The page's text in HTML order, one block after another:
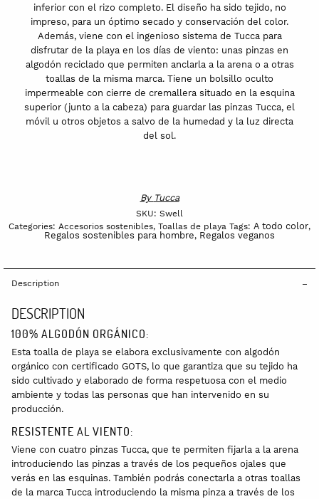
inferior con el rizo completo. El diseño ha sido tejido, no
impreso, para un óptimo secado y conservación del color.
Además, viene con el ingenioso sistema de Tucca para
disfrutar de la playa en los días de viento: unas pinzas en
algodón reciclado que permiten anclarla a la arena o a otras
toallas de la misma marca. Tiene un bolsillo oculto
impermeable con cierre de cremallera situado en la esquina
superior (junto a la cabeza) para guardar las pinzas Tucca, el
móvil u otros objetos a salvo de la humedad y la luz directa
del sol.
By Tucca
SKU: Swell
Categories: Accesorios sostenibles, Toallas de playa Tags: A todo color,
Regalos sostenibles para hombre, Regalos veganos
Description
DESCRIPTION
100% ALGODÓN ORGÁNICO:
Esta toalla de playa se elabora exclusivamente con algodón
orgánico con certificado GOTS, lo que garantiza que su tejido ha
sido cultivado y elaborado de forma respetuosa con el medio
ambiente y todas las personas que han intervenido en su
producción.
RESISTENTE AL VIENTO:
Viene con cuatro pinzas Tucca, que te permiten fijarla a la arena
introduciendo las pinzas a través de los pequeños ojales que
verás en las esquinas. También podrás conectarla a otras toallas
de la marca Tucca introduciendo la misma pinza a través de los